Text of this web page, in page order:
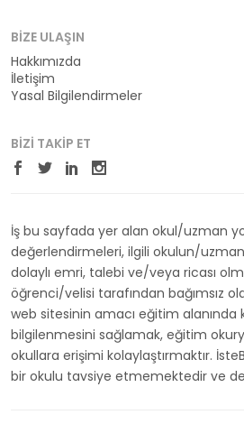
BIZE ULAŞIN
Hakkımızda
İletişim
Yasal Bilgilendirmeler
BIZI TAKIP ET
İş bu sayfada yer alan okul/uzman
değerlendirmeleri, ilgili okulun/
dolaylı emri, talebi ve/veya ricası
öğrenci/velisi tarafından bağımsız
web sitesinin amacı eğitim
bilgilenmesini sağlamak, eğitim
okullara erişimi kolaylaştırmaktır.
bir okulu tavsiye etmemektedir ve